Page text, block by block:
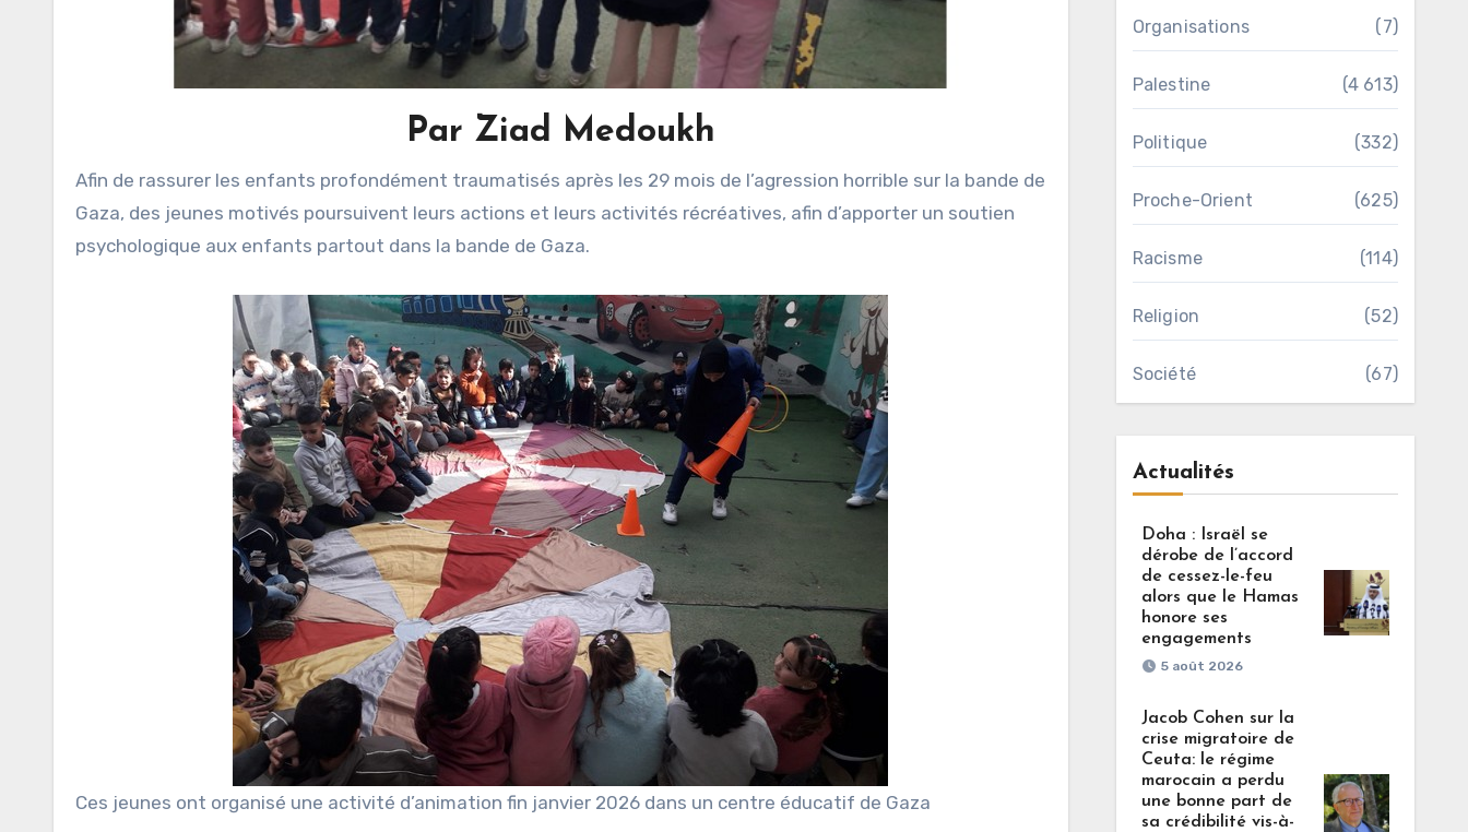
Par Ziad Medoukh
Afin de rassurer les enfants profondément traumatisés après les 29 mois de l’agression horrible sur la bande de
Gaza, des jeunes motivés poursuivent leurs actions et leurs activités récréatives, afin d’apporter un soutien
psychologique aux enfants partout dans la bande de Gaza.
Ces jeunes ont organisé une activité d’animation fin janvier 2026 dans un centre éducatif de Gaza
Organisations (7)
Palestine (4 613)
Politique (332)
Proche-Orient (625)
Racisme (114)
Religion (52)
Société (67)
Actualités
Doha : Israël se
dérobe de l’accord
de cessez-le-feu
alors que le Hamas
honore ses
engagements
5 août 2026
Jacob Cohen sur la
crise migratoire de
Ceuta: le régime
marocain a perdu
une bonne part de
sa crédibilité vis-à-